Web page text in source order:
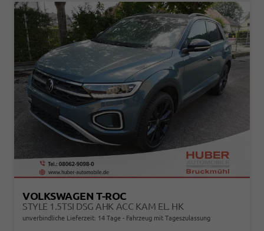
VOLKSWAGEN T-ROC
STYLE 1.5TSI DSG AHK ACC KAM EL. HK
unverbindliche Lieferzeit: 14 Tage Fahrzeug mit Tageszulassung